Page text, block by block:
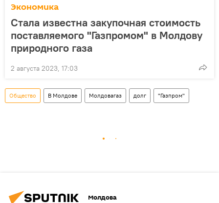
Экономика
Стала известна закупочная стоимость
поставляемого "Газпромом" в Молдову
природного газа
2 августа 2023, 17:03
Общество В Молдове Молдовагаз долг "Газпром"
Молдова